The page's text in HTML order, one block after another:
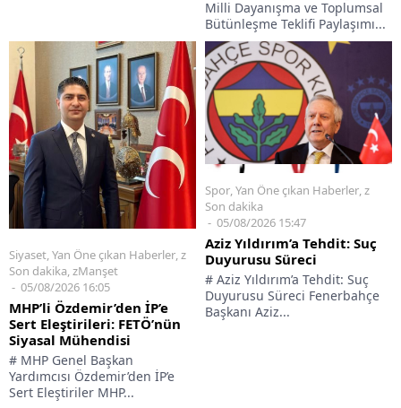
Milli Dayanışma ve Toplumsal
Bütünleşme Teklifi Paylaşımı...
Siyaset,Yan Öne çıkan Haberler,z
Son dakika,zManşet
05/08/2026 16:05
MHP’li Özdemir’den İP’e
Sert Eleştirileri: FETÖ’nün
Siyasal Mühendisi
# MHP Genel Başkan
Yardımcısı Özdemir’den İP’e
Sert Eleştiriler MHP...
Spor Yan Öne çıkan Haberler z
Son dakika
05/08/2026 15:47
Aziz Yıldırım’a Tehdit: Suç
Duyurusu Süreci
# Aziz Yıldırım’a Tehdit: Suç
Duyurusu Süreci Fenerbahçe
Başkanı Aziz...